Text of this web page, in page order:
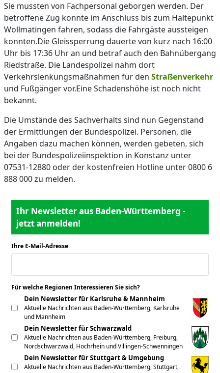
Sie mussten von Fachpersonal geborgen werden. Der
betroffene Zug konnte im Anschluss bis zum Haltepunkt
Wollmatingen fahren, sodass die Fahrgäste aussteigen
konnten.Die Gleissperrung dauerte von kurz nach 16:00
Uhr bis 17:36 Uhr an und betraf auch den Bahnübergang
Riedstraße. Die Landespolizei nahm dort
Verkehrslenkungsmaßnahmen für den Straßenverkehr
und Fußgänger vor.Eine Schadenshöhe ist noch nicht
bekannt.
Die Umstände des Sachverhalts sind nun Gegenstand
der Ermittlungen der Bundespolizei. Personen, die
Angaben dazu machen können, werden gebeten, sich
bei der Bundespolizeiinspektion in Konstanz unter
07531-12880 oder der kostenfreien Hotline unter 0800 6
888 000 zu melden.
Ihr Newsletter aus Baden-Württemberg -
jetzt anmelden!
Ihre E-Mail-Adresse
Für welche Regionen Interessieren Sie sich?
Dein Newsletter für Karlsruhe & Mannheim
Aktuelle Nachrichten aus Baden-Württemberg, Karlsruhe
und Mannheim
Dein Newsletter für Schwarzwald
Aktuelle Nachrichten aus Baden-Württemberg, Freiburg,
Nordschwarzwald, Hochrhein und Villingen-Schwenningen
Dein Newsletter für Stuttgart & Umgebung
Aktuelle Nachrichten aus Baden-Württemberg, Stuttgart,